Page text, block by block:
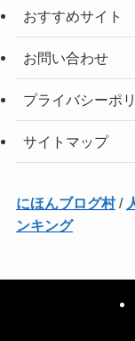
おすすめサイト
お問い合わせ
プライバシーポ
サイトマップ
にほんブログ村/
ンキング